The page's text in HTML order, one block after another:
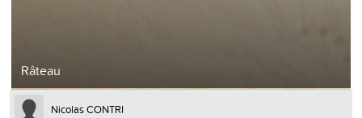
Râteau
Nicolas CONTRI